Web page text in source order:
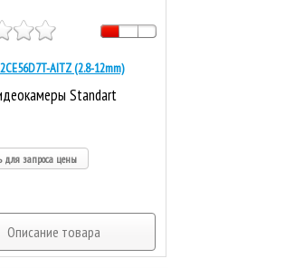
AITZ (2.8-12mm)
Standart
для запроса цены
Описание товара